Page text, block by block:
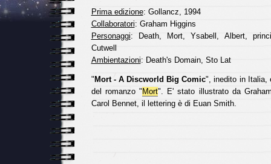
Prima edizione: Gollancz, 1994
Collaboratori: Graham Higgins
Personaggi: Death, Mort, Ysabell, Albert,
Cutwell
Ambientazioni: Death's Domain, Sto Lat
" Mort - A Discworld Big Comic", inedito in Italia,
del romanzo " Mort". E' stato illustrato da
Carol Bennet, il lettering è di Euan Smith.